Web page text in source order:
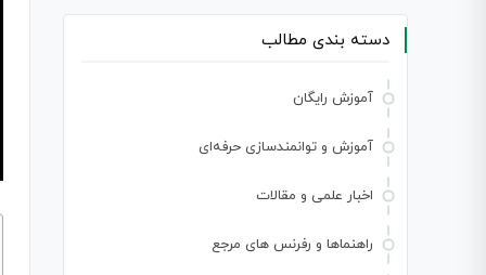
دسته بندی مطالب
آموزش رایگان
آموزش و توانمندسازی حرفه‌ای
اخبار علمی و مقالات
راهنماها و رفرنس های مرجع